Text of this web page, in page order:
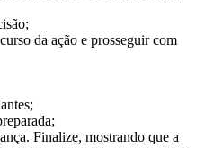
da ação e prosseguir com
Finalize, mostrando que a